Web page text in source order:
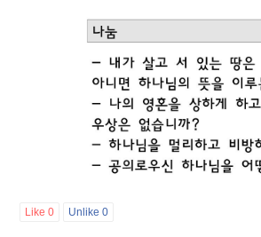
Like 0 Unlike 0